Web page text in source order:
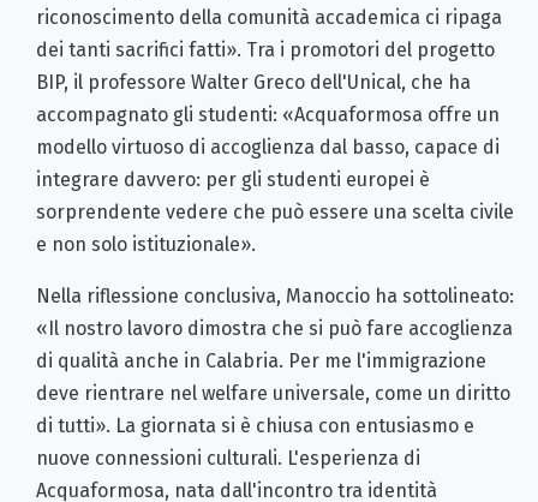
riconoscimento della comunità accademica ci ripaga
dei tanti sacrifici fatti». Tra i promotori del progetto
BIP, il professore Walter Greco dell'Unical, che ha
accompagnato gli studenti: «Acquaformosa offre un
modello virtuoso di accoglienza dal basso, capace di
integrare davvero: per gli studenti europei è
sorprendente vedere che può essere una scelta civile
e non solo istituzionale».
Nella riflessione conclusiva, Manoccio ha sottolineato:
«Il nostro lavoro dimostra che si può fare accoglienza
di qualità anche in Calabria. Per me l'immigrazione
deve rientrare nel welfare universale, come un diritto
di tutti». La giornata si è chiusa con entusiasmo e
nuove connessioni culturali. L'esperienza di
Acquaformosa, nata dall'incontro tra identità